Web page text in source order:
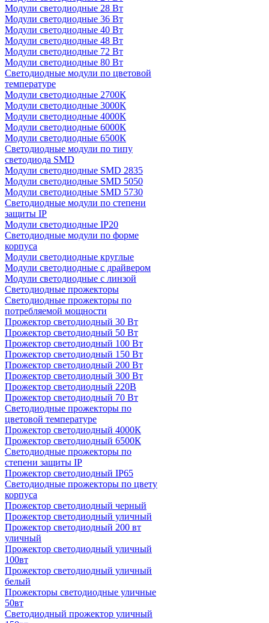
Модули светодиодные 28 Вт
Модули светодиодные 36 Вт
Модули светодиодные 40 Вт
Модули светодиодные 48 Вт
Модули светодиодные 72 Вт
Модули светодиодные 80 Вт
Светодиодные модули по цветовой
температуре
Модули светодиодные 2700К
Модули светодиодные 3000К
Модули светодиодные 4000К
Модули светодиодные 6000К
Модули светодиодные 6500К
Светодиодные модули по типу
светодиода SMD
Модули светодиодные SMD 2835
Модули светодиодные SMD 5050
Модули светодиодные SMD 5730
Светодиодные модули по степени
защиты IP
Модули светодиодные IP20
Светодиодные модули по форме
корпуса
Модули светодиодные круглые
Модули светодиодные с драйвером
Модули светодиодные с линзой
Светодиодные прожекторы
Светодиодные прожекторы по
потребляемой мощности
Прожектор светодиодный 30 Вт
Прожектор светодиодный 50 Вт
Прожектор светодиодный 100 Вт
Прожектор светодиодный 150 Вт
Прожектор светодиодный 200 Вт
Прожектор светодиодный 300 Вт
Прожектор светодиодный 220В
Прожектор светодиодный 70 Вт
Светодиодные прожекторы по
цветовой температуре
Прожектор светодиодный 4000К
Прожектор светодиодный 6500К
Светодиодные прожекторы по
степени защиты IP
Прожектор светодиодный IP65
Светодиодные прожекторы по цвету
корпуса
Прожектор светодиодный черный
Прожектор светодиодный уличный
Прожектор светодиодный 200 вт
уличный
Прожектор светодиодный уличный
100вт
Прожектор светодиодный уличный
белый
Прожекторы светодиодные уличные
50вт
Светодиодный прожектор уличный